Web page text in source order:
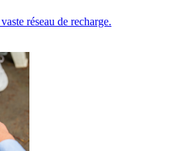
réseau de recharge.